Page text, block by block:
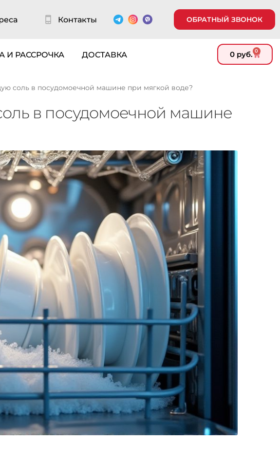
Контакты ОБРАТНЫЙ ЗВОНОК
И РАССРОЧКА ДОСТАВКА 0 руб. 0
соль в посудомоечной машине при мягкой воде?
в посудомоечной машине